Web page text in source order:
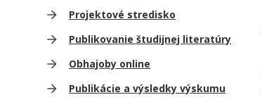
Projektové stredisko
Publikovanie študijnej literatúry
Obhajoby online
Publikácie a výsledky výskumu